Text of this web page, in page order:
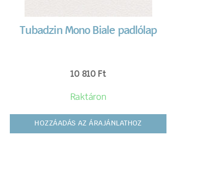
Tubadzin Mono Biale padlólap
10 810 Ft
Raktáron
HOZZÁADÁS AZ ÁRAJÁNLATHOZ